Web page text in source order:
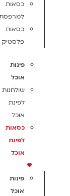
כסאות
למרפסת
כסאות
פלסטיק
פינות
אוכל
שולחנות
לפינת
אוכל
כסאות
לפינת
אוכל
פינות
אוכל